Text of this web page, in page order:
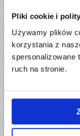
Pliki cookie i
Używamy plików
korzystania z
spersonalizowane
ruch na stronie.
7.4. Efero ponosi
posługuje się przy
7.5. Efero ponosi
dotyczące płatności
powodem złożenia
płatniczej.
dokonanych na rzecz
§
doręczenia na terenie